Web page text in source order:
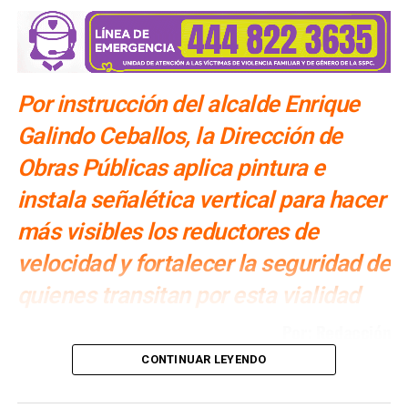
Por instrucción del alcalde Enrique
Galindo Ceballos, la Dirección de
Obras Públicas aplica pintura e
instala señalética vertical para hacer
más visibles los reductores de
velocidad y fortalecer la seguridad de
quienes transitan por esta vialidad
alcalde Enrique Galindo Ceballos
CONTINUAR LEYENDO